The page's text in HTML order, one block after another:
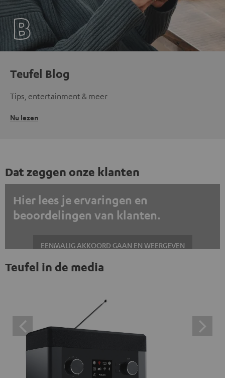
Teufel Blog
Tips, entertainment & meer
Nu lezen
Dat zeggen onze klanten
Hier lees je ervaringen en
beoordelingen van klanten.
EENMALIG AKKOORD GAAN EN WEERGEVEN
Altijd externe inhoud weergeven? Schakel dit in de gegevensinstellingen
externe inhoud hier met één klik weergeven. Door op de
inhoud te klikken, stem je ermee in dat je de externe
inhoud te zien krijgt. Dit betekent dat persoonlijke
gegevens kunnen worden doorgegeven aan platforms
van derden. Meer informatie hierover vind je in ons
Teufel in de media